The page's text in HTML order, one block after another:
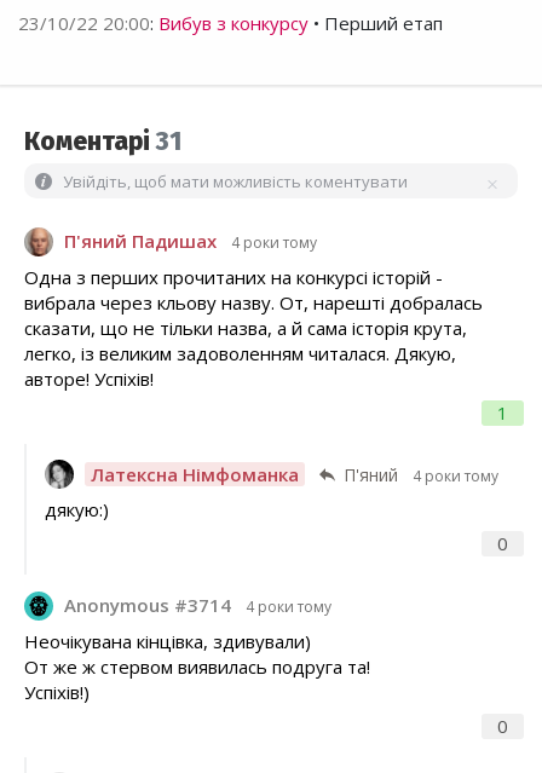
23/10/22 20:00: Вибув з конкурсу • Перший етап
Коментарі31
Увійдіть, щоб мати можливість коментувати
П'яний Падишах 4 роки тому
1
Одна з перших прочитаних на конкурсі історій -
вибрала через кльову назву. От, нарешті добралась
сказати, що не тільки назва, а й сама історія крута,
легко, із великим задоволенням читалася. Дякую,
авторе! Успіхів!
Латексна Німфоманка П'яний 4 роки тому
0
дякую:)
Anonymous #3714 4 роки тому
0
Неочікувана кінцівка, здивували)
От же ж стервом виявилась подруга та!
Успіхів!)